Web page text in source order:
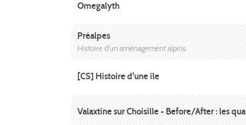
Omegalyth
Préalpes
Histoire d'un aménagement alpins
[CS] Histoire d'une île
Valaxtine sur Choisille - Before/After : les